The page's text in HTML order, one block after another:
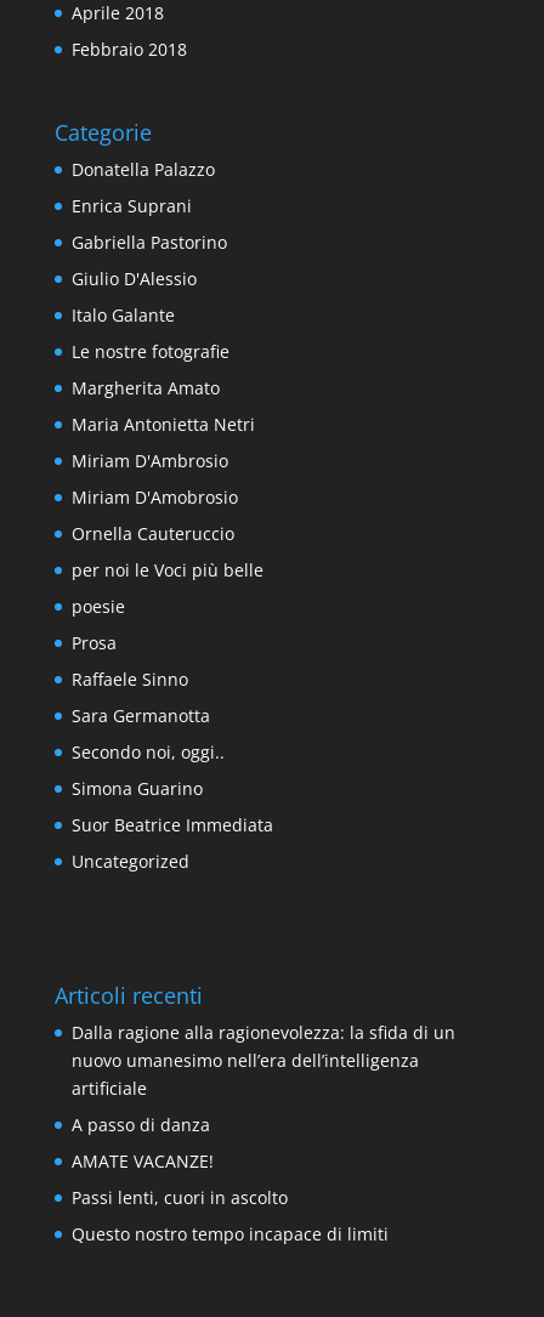
Aprile 2018
Febbraio 2018
Categorie
Donatella Palazzo
Enrica Suprani
Gabriella Pastorino
Giulio D'Alessio
Italo Galante
Le nostre fotografie
Margherita Amato
Maria Antonietta Netri
Miriam D'Ambrosio
Miriam D'Amobrosio
Ornella Cauteruccio
per noi le Voci più belle
poesie
Prosa
Raffaele Sinno
Sara Germanotta
Secondo noi, oggi..
Simona Guarino
Suor Beatrice Immediata
Uncategorized
Articoli recenti
Dalla ragione alla ragionevolezza: la sfida di un
nuovo umanesimo nell’era dell’intelligenza
artificiale
A passo di danza
AMATE VACANZE!
Passi lenti, cuori in ascolto
Questo nostro tempo incapace di limiti